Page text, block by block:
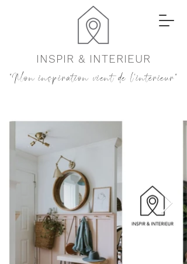
INSPIR & INTERIEUR
"Mon inspiration vient de l'intérieur"